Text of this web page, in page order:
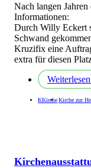
Nach langen Jahren
Informationen:
Durch Willy Eckert
Schwand
Kruzifix eine
extra für diesen
Weiterlesen
KKircheKirche zur